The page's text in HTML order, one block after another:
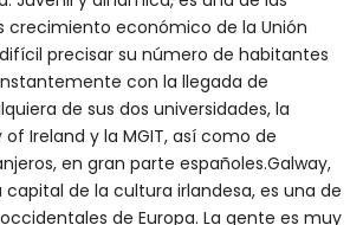
crecimiento económico de la Unión
precisar su número de habitantes
con la llegada de
de sus dos universidades, la
of Ireland y la MGIT, así como de
en gran parte españoles.Galway,
de la cultura irlandesa, es una de
de Europa. La gente es muy